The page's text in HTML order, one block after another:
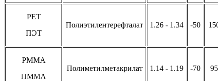
PET
ПЭТ
Полиэтилентерефталат 1.26 - 1.34 -50
PMMA
ПММА
Полиметилметакрилат 1.14 - 1.19 -70 95